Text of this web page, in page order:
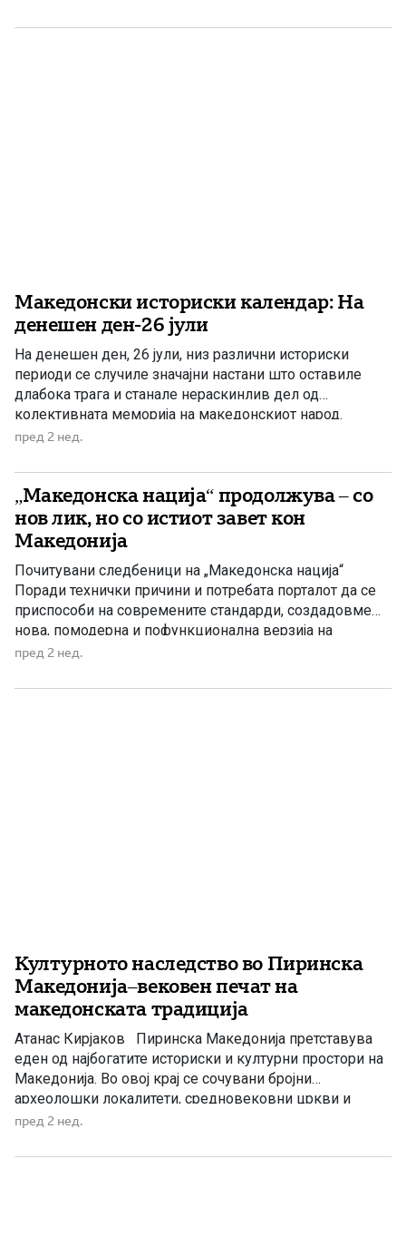
Егејска и Пиринска Македонија, но и со трагичните
Македонски историски календар: На
денешен ден-26 јули
На денешен ден, 26 јули, низ различни историски
периоди се случиле значајни настани што оставиле
длабока трага и станале нераскинлив дел од
колективната меморија на македонскиот народ.
Историјата на Македонија не е ограничена само на
Вардарскиот, Пиринскиот и Егејскиот дел на
Македонија, како и во Мала Преспа, каде што […]
пред 2 нед.
„Македонска нација“ продолжува – со
нов лик, но со истиот завет кон
Македонија
Почитувани следбеници на „Македонска нација“
Поради технички причини и потребата порталот да се
приспособи на современите стандарди, создадовме
нова, помодерна и пофункционална верзија на
„Македонска нација“. Новиот портал е достапен како и
ќе биде ваше место за вистината, историјата и
пред 2 нед.
Културното наследство во Пиринска
Македонија–вековен печат на
македонската традиција
Атанас Кирјаков Пиринска Македонија претставува
еден од најбогатите историски и културни простори на
Македонија. Во овој крај се сочувани бројни
археолошки локалитети, средновековни цркви и
манастири, традиционални куќи, народни носии, песни,
животот и културата низ вековите. Од античкиот град
пред 2 нед.